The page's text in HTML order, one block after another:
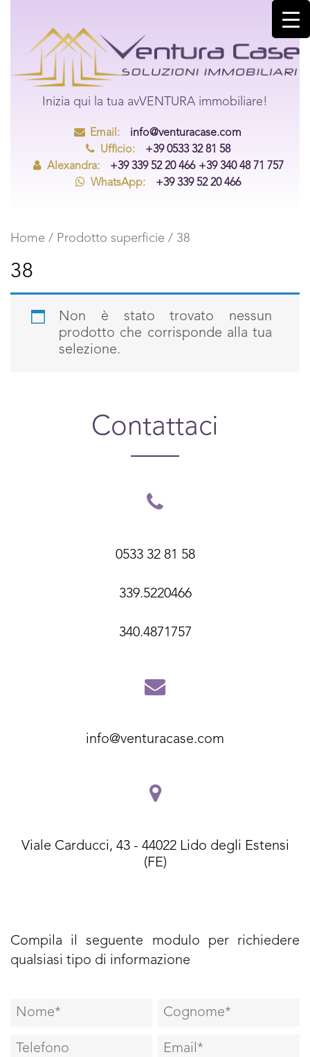
Inizia qui la tua avVENTURA immobiliare!
Email:
info@venturacase.com
Ufficio:
+39 0533 32 81 58
Alexandra:
+39 339 52 20 466 +39 340 48 71 757
WhatsApp:
+39 339 52 20 466
Home / Prodotto superficie / 38
38
Non è stato trovato nessun
prodotto che corrisponde alla tua
selezione.
Contattaci
0533 32 81 58
339.5220466
340.4871757
info@venturacase.com
Viale Carducci, 43 - 44022 Lido degli Estensi
(FE)
Compila il seguente modulo per richiedere
qualsiasi tipo di informazione